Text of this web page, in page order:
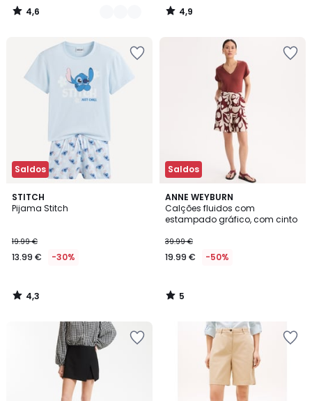
4,6
/
4,9
/
Saldos
STITCH
Pijama Stitch
19.99 €
13.99 € -30%
4,3
/ 5
4,3
/
Saldos
ANNE WEYBURN
Calções fluidos com
estampado gráfico, com cinto
39.99 €
19.99 € -50%
5
/
5
5
/